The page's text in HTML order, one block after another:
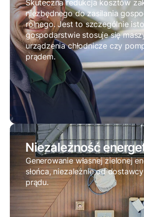
Skuteczna redukcja kosztów
niezbędnego do zasilania
rolnego. Jest to szczególnie
gospodarstwie stosuje się
urządzenia chłodnicze czy
prądem.
Niezależność
Generowanie własnej zielonej
słońca, niezależnie od
prądu.